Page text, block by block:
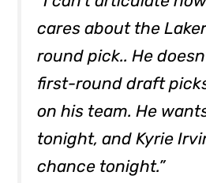
cares about the
round pick.. He
first-round draft
on his team. He
tonight, and Kyrie
chance tonight.”